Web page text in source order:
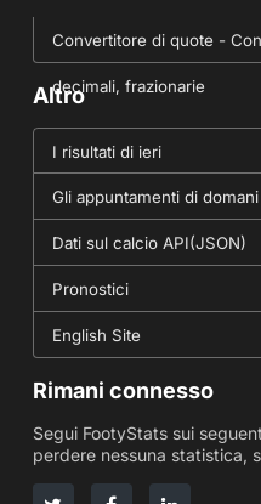
Convertitore di quote -
decimali, frazionarie
Altro
I risultati di ieri
Gli appuntamenti di domani
Dati sul calcio API(JSON)
Pronostici
English Site
Rimani connesso
Segui FootyStats sui
perdere nessuna statistica,